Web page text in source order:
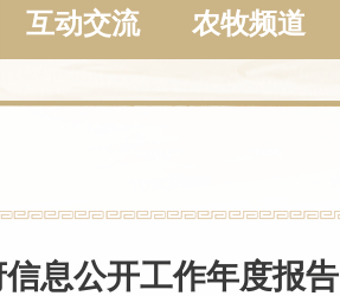
互动交流 农牧频道
息公开工作年度报告